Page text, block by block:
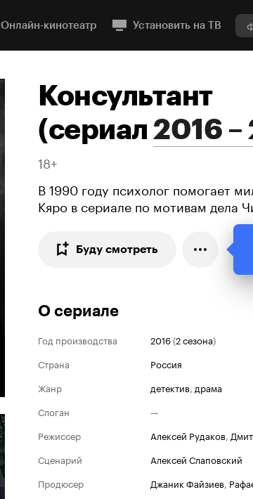
Онлайн-кинотеатр Установить на ТВ
Консультант
(сериал2016 –
18+
В 1990 году психолог помогает
Кяро в сериале по мотивам дела
Буду смотреть
О сериале
Год производства 2016(2 сезона)
Страна
Россия
Жанр
детектив, драма
Слоган
—
Режиссер
Алексей Рудаков,
Сценарий
Алексей Слаповский
Продюсер
Джаник Файзиев,